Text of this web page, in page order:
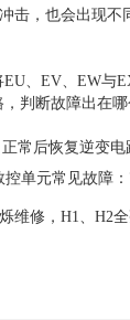
，也会出现不
、EV、EW与
判断故障出在
常后恢复逆变电
控单元常见故
维修，H1、H2